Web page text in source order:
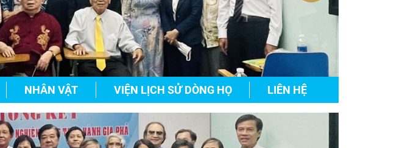
NHÂN VẬT VIỆN LỊCH SỬ DÒNG HỌ LIÊN HỆ